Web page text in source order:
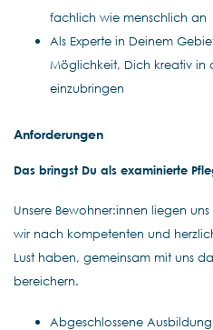
fachlich wie menschlich an
Als Experte in Deinem
Möglichkeit, Dich kreativ in
einzubringen
Anforderungen
Das bringst Du als examinierte
Unsere Bewohner:innen liegen
wir nach kompetenten und
Lust haben, gemeinsam mit uns
bereichern.
Abgeschlossene